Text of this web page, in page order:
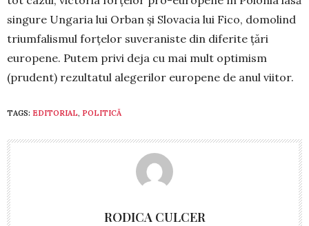
singure Ungaria lui Orban și Slovacia lui Fico, do­molind
triumfa­lismul forțelor suveraniste din diferite țări
europene. Putem privi deja cu mai mult optimism
(prudent) rezultatul alegerilor europene de anul viitor.
TAGS: EDITORIAL, POLITICĂ
RODICA CULCER